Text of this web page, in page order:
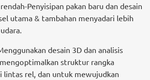
Penyisipan pakan baru dan desain
utama & tambahan menyadari lebih
desain 3D dan analisis
struktur rangka
lintas rel, dan untuk mewujudkan